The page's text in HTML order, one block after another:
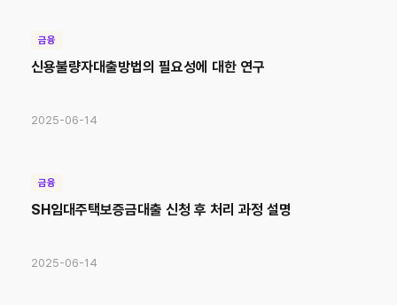
금융
신용불량자대출방법의 필요성에 대한 연구
2025-06-14
금융
SH임대주택보증금대출 신청 후 처리 과정 설명
2025-06-14